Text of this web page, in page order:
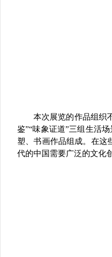
本次展览的作品组织
鉴”“味象证道”三组生活
塑、书画作品组成。在这
代的中国需要广泛的文化